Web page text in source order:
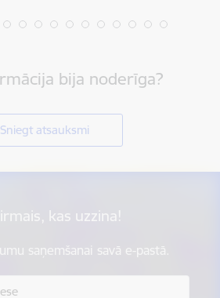
bija noderīga?
Sniegt atsauksmi
kas uzzina!
saņemšanai savā e-pastā.